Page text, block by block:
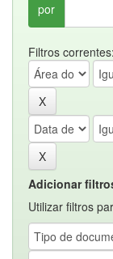
por
Filtros correntes:
Adicionar
Utilizar filtros